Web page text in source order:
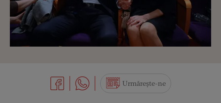
Urmărește-ne